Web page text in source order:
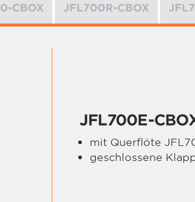
CBOX JFL700R-CBOX
JFL700E-
mit Querflöte
geschlossene